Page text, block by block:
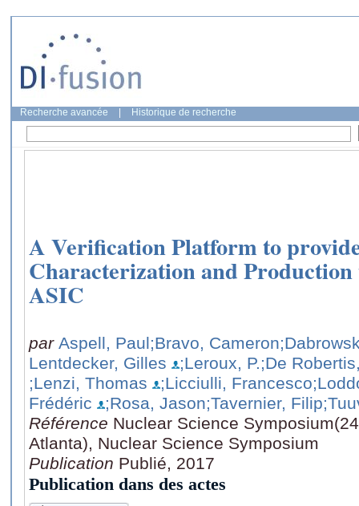
Recherche avancée Historique de recherche
A Verification Platform to
Characterization and
ASIC
par Aspell, Paul;Bravo, Cameron
Lentdecker, Gilles
;Leroux, P.;De
;Lenzi, Thomas
;Licciulli, Francesco
Frédéric
;Rosa, Jason;Tavernier, Filip
Référence Nuclear Science
Atlanta), Nuclear Science Symposium
Publication Publié, 2017
Publication dans des actes